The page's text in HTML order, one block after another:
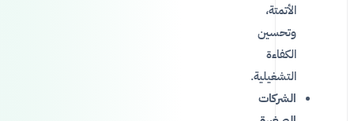
الأتمتة،
وتحسين
الكفاءة
التشغيلية.
الشركات